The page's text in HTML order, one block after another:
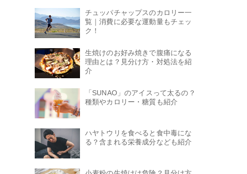
チュッパチャップスのカロリー一
覧｜消費に必要な運動量もチェッ
ク！
生焼けのお好み焼きで腹痛になる
理由とは？見分け方・対処法を紹
介
「SUNAO」のアイスって太るの？
種類やカロリー・糖質も紹介
ハヤトウリを食べると食中毒にな
る？含まれる栄養成分なども紹介